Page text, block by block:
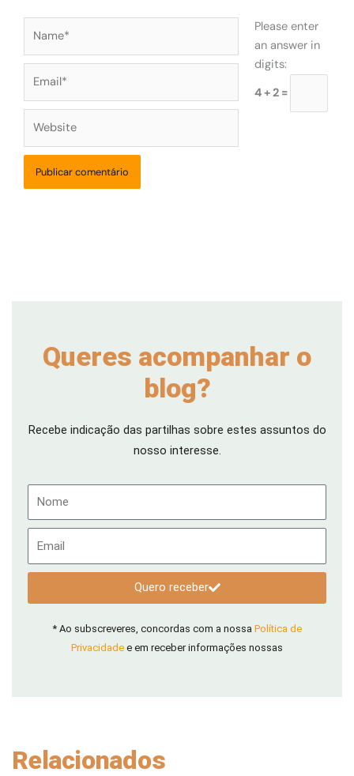
Please enter
an answer in
digits:
4 + 2 =
Queres acompanhar o
blog?
Recebe indicação das partilhas sobre estes assuntos do
nosso interesse.
Quero receber
* Ao subscreveres, concordas com a nossa Política de
Privacidade e em receber informações nossas
Relacionados